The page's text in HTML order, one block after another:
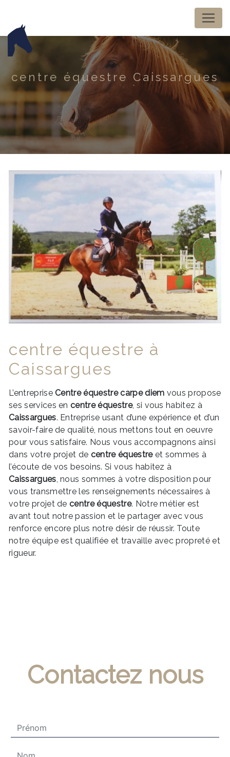
centre équestre Caissargues
centre équestre à
Caissargues
L’entrepriseCentre équestre carpe diem vous propose
ses services encentre équestre, si vous habitez à
Caissargues. Entreprise usant d’une expérience et d’un
savoir-faire de qualité, nous mettons tout en oeuvre
pour vous satisfaire. Nous vous accompagnons ainsi
dans votre projet de centre équestreet sommes à
l’écoute de vos besoins. Si vous habitez à
Caissargues, nous sommes à votre disposition pour
vous transmettre les renseignements nécessaires à
votre projet decentre équestre. Notre métier est
avant tout notre passion et le partager avec vous
renforce encore plus notre désir de réussir. Toute
notre équipe est qualifiée et travaille avec propreté et
rigueur.
Contactez nous